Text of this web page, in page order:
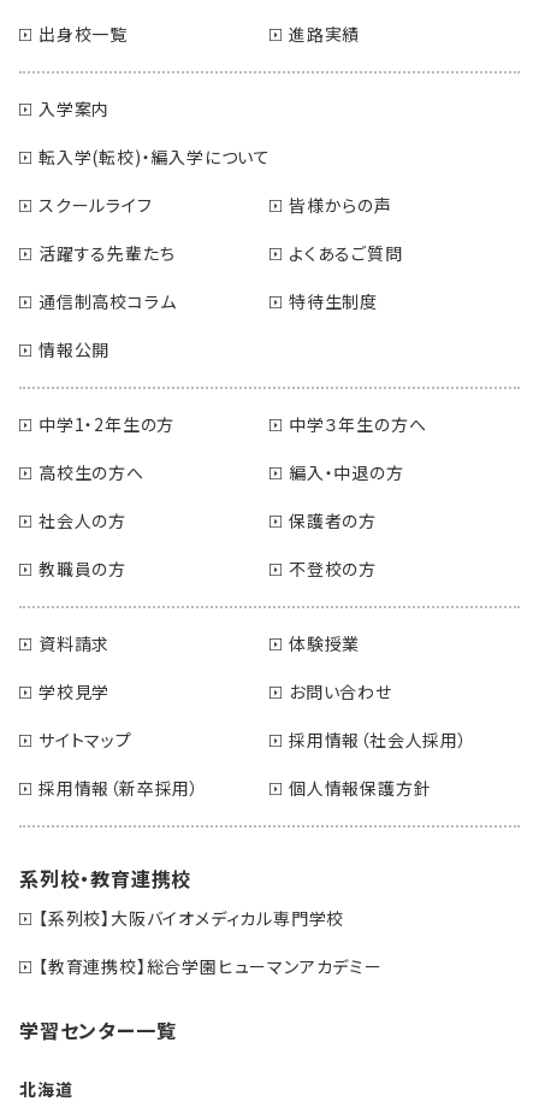
出身校一覧
進路実績
入学案内
転入学(転校)・編入学について
スクールライフ
皆様からの声
活躍する先輩たち
よくあるご質問
通信制高校コラム
特待生制度
情報公開
中学1・2年生の方
中学３年生の方へ
高校生の方へ
編入・中退の方
社会人の方
保護者の方
教職員の方
不登校の方
資料請求
体験授業
学校見学
お問い合わせ
サイトマップ
採用情報（社会人採用）
採用情報（新卒採用）
個人情報保護方針
系列校・教育連携校
【系列校】大阪バイオメディカル専門学校
【教育連携校】総合学園ヒューマンアカデミー
学習センター一覧
北海道